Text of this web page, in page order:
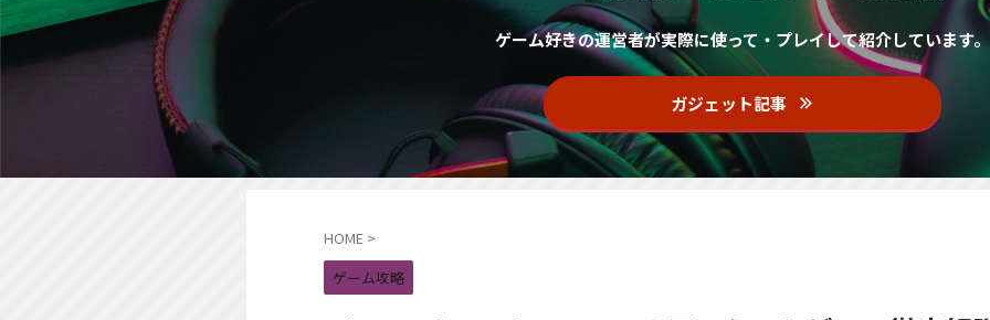
ゲーム好きの運営者が実際に使って・プレイして紹介しています。
ガジェット記事
HOME >
ゲーム攻略